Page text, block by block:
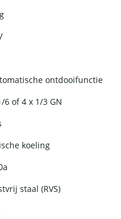
De doorzichtige kap,
invloeden, terwijl het
op de heerlijkheden
koelvitrine is een must-
Trek de aandacht van
met deze eyecatcher op
ontdooifunctie
6 of 4 x 1/3 GN
koeling
staal (RVS)